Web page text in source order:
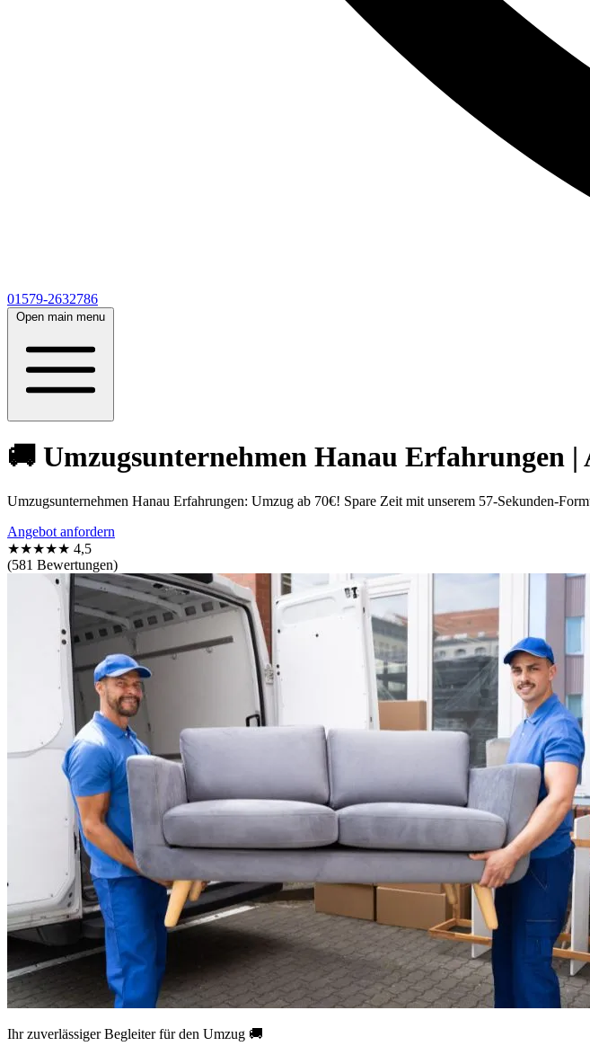
01579-2632786
Open main menu
🚚 Umzugsunternehmen Hanau Erfahrungen |
Umzugsunternehmen Hanau Erfahrungen: Umzug ab 70€! Spare Zeit mit unserem 57-Sekunden-
Angebot anfordern
★★★★★ 4,5
(581 Bewertungen)
Ihr zuverlässiger Begleiter für den Umzug 🚚